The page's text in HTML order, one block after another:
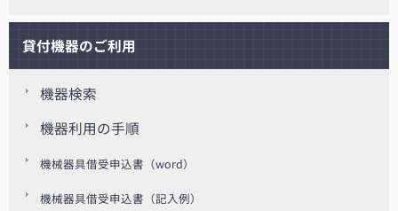
貸付機器のご利用
機器検索
機器利用の手順
機械器具借受申込書（word）
機械器具借受申込書（記入例）